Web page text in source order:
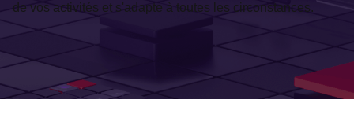
de vos activités et s'adapte à toutes les circonstances.